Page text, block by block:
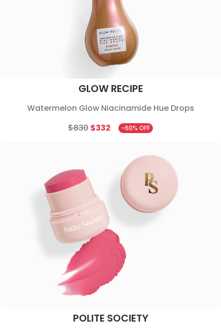
GLOW RECIPE
Watermelon Glow Niacinamide Hue Drops
$830 $332 -60% OFF
POLITE SOCIETY